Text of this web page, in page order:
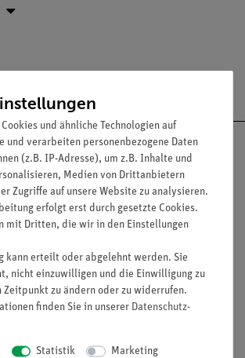
Nach oben
Service
Beratung & Showroom
und ähnliche Technologien auf
und verarbeiten personenbezogene Daten
(z.B. IP-Adresse), um z.B. Inhalte und
Medien von Drittanbietern
Zugriffe auf unsere Website zu analysieren.
erfolgt erst durch gesetzte Cookies.
mit Dritten, die wir in den Einstellungen
kann erteilt oder abgelehnt werden. Sie
nicht einzuwilligen und die Einwilligung zu
Zeitpunkt zu ändern oder zu widerrufen.
finden Sie in unserer Daten­schutz­
Statistik Marketing